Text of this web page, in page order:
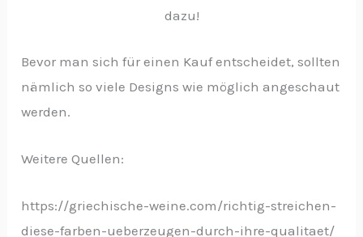
dazu!
Bevor man sich für einen Kauf entscheidet, sollten
nämlich so viele Designs wie möglich angeschaut
werden.
Weitere Quellen:
https://griechische-weine.com/richtig-streichen-
diese-farben-ueberzeugen-durch-ihre-qualitaet/